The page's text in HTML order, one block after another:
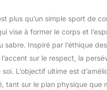
plus qu’un simple sport de
vise à former le corps et
sabre. Inspiré par l’éthique
sur le respect, la
L’objectif ultime est
tant sur le plan physique que